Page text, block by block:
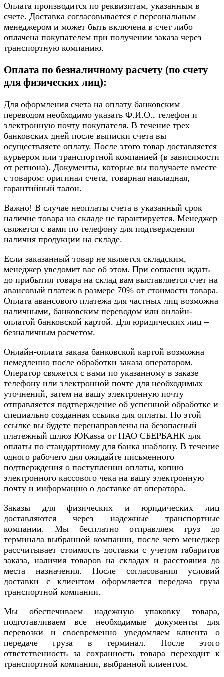
Оплата производится по реквизитам, указанным в
счете. Доставка согласовывается с персональным
менеджером и может быть включена в счет либо
оплачена покупателем при получении заказа через
транспортную компанию.
Оплата по безналичному расчету (по счету
для физических лиц):
Для оформления счета на оплату банковским
переводом необходимо указать Ф.И.О., телефон и
электронную почту покупателя. В течение трех
банковских дней после выписки счета вы
осуществляете оплату. После этого товар доставляется
курьером или транспортной компанией (в зависимости
от региона). Документы, которые вы получаете вместе
с товаром: оригинал счета, товарная накладная,
гарантийный талон.
Важно! В случае неоплаты счета в указанный срок
наличие товара на складе не гарантируется. Менеджер
свяжется с вами по телефону для подтверждения
наличия продукции на складе.
Если заказанный товар не является складским,
менеджер уведомит вас об этом. При согласии ждать
до прибытия товара на склад вам выставляется счет на
авансовый платеж в размере 70% от стоимости товара.
Оплата авансового платежа для частных лиц возможна
наличными, банковским переводом или онлайн-
оплатой банковской картой. Для юридических лиц –
безналичным расчетом.
Онлайн-оплата заказа банковской картой возможна
немедленно после обработки заказа оператором.
Оператор свяжется с вами по указанному в заказе
телефону или электронной почте для необходимых
уточнений, затем на вашу электронную почту
отправляется подтверждение об успешной обработке и
специально созданная ссылка для оплаты. По этой
ссылке вы будете перенаправлены на безопасный
платежный шлюз ЮKassa от ПАО СБЕРБАНК для
оплаты по стандартному для банка шаблону. В течение
одного рабочего дня ожидайте письменного
подтверждения о поступлении оплаты, копию
электронного кассового чека на вашу электронную
почту и информацию о доставке от оператора.
Заказы для физических и юридических лиц
доставляются через надежные транспортные
компании. Мы бесплатно отправляем груз до
терминала выбранной компании, после чего менеджер
рассчитывает стоимость доставки с учетом габаритов
заказа, наличия товаров на складах и расстояния до
места назначения. После согласования условий
доставки с клиентом оформляется передача груза
транспортной компании.
Мы обеспечиваем надежную упаковку товара,
подготавливаем все необходимые документы для
перевозки и своевременно уведомляем клиента о
передаче груза в терминал. После этого
ответственность за сохранность товара переходит к
транспортной компании, выбранной клиентом.